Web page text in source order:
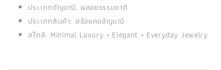
ประเภทอัญมณี: พลอยธรรมชาติ
ประเภทสินค้า: สร้อยคออัญมณี
สไตล์: Minimal Luxury • Elegant • Everyday Jewelry